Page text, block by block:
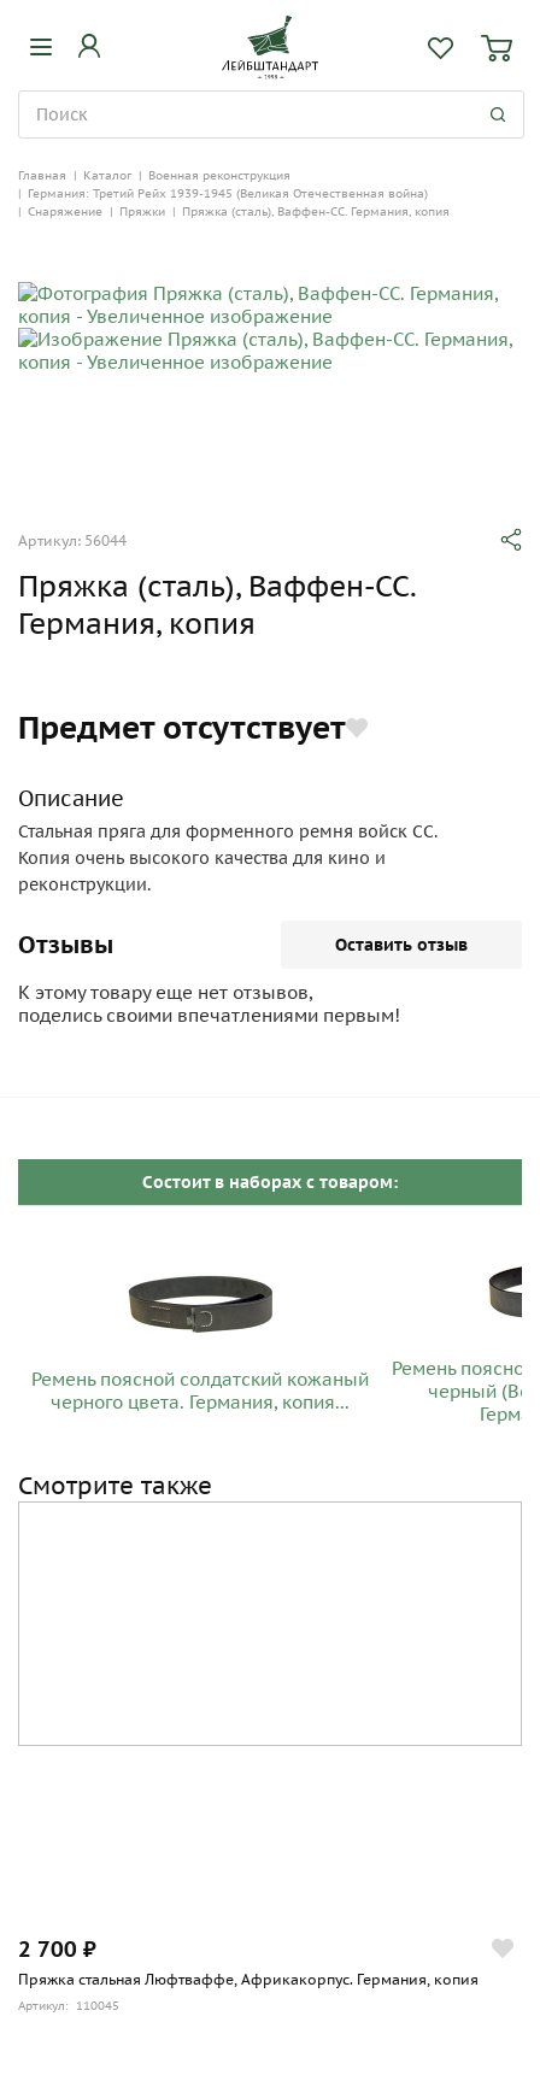
Главная | Каталог | Военная реконструкция
| Германия: Третий Рейх 1939-1945 (Великая Отечественная война)
| Снаряжение | Пряжки | Пряжка (сталь), Ваффен-СС. Германия, копия
Артикул: 56044
Пряжка (сталь), Ваффен-СС.
Германия, копия
Предмет отсутствует
Описание
Стальная пряга для форменного ремня войск СС.
Копия очень высокого качества для кино и
реконструкции.
Отзывы Оставить отзыв
К этому товару еще нет отзывов,
поделись своими впечатлениями первым!
Cостоит в наборах c товаром:
Ремень поясной солдатский кожаный
черного цвета. Германия, копия...
Ремень
черный
Смотрите также
2 700 ₽
Пряжка стальная Люфтваффе, Африкакорпус. Германия, копия
Артикул: 110045